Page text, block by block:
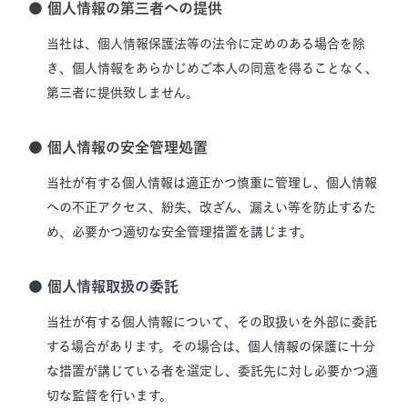
● 個人情報の第三者への提供
当社は、個人情報保護法等の法令に定めのある場合を除
き、個人情報をあらかじめご本人の同意を得ることなく、
第三者に提供致しません。
● 個人情報の安全管理処置
当社が有する個人情報は適正かつ慎重に管理し、個人情報
への不正アクセス、紛失、改ざん、漏えい等を防止するた
め、必要かつ適切な安全管理措置を講じます。
● 個人情報取扱の委託
当社が有する個人情報について、その取扱いを外部に委託
する場合があります。その場合は、個人情報の保護に十分
な措置が講じている者を選定し、委託先に対し必要かつ適
切な監督を行います。